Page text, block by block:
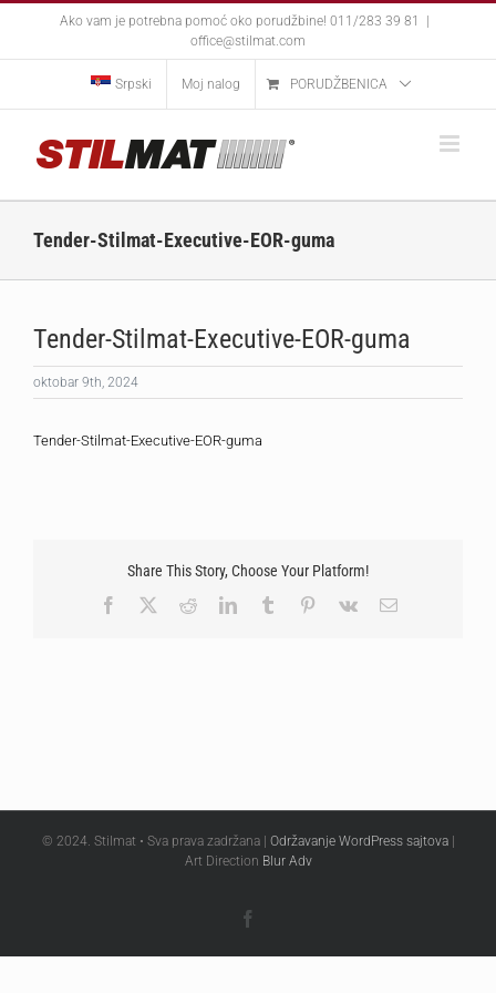
Ako vam je potrebna pomoć oko porudžbine! 011/283 39 81
office@stilmat.com
Srpski Moj nalog PORUDŽBENICA
Tender-Stilmat-Executive-EOR-guma
Tender-Stilmat-Executive-EOR-guma
oktobar 9th, 2024
Tender-Stilmat-Executive-EOR-guma
Share This Story, Choose Your Platform!
Facebook
RedditLinkedInTumblr Pinterest
Vk Email
© 2024. Stilmat • Sva prava zadržana | Održavanje WordPress sajtova|
Art Direction Blur Adv